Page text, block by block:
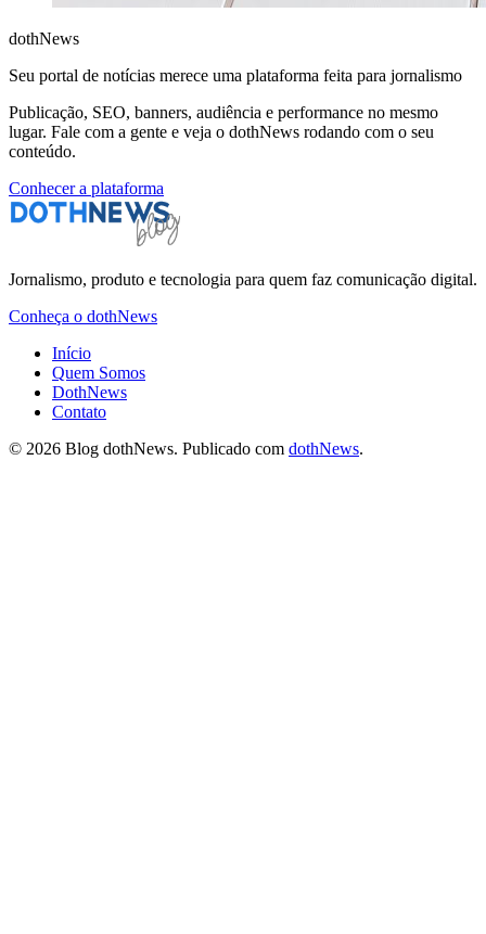
dothNews
Seu portal de notícias merece uma plataforma feita para jornalismo
Publicação, SEO, banners, audiência e performance no mesmo
lugar. Fale com a gente e veja o dothNews rodando com o seu
conteúdo.
Conhecer a plataforma
Jornalismo, produto e tecnologia para quem faz comunicação digital.
Conheça o dothNews
Início
Quem Somos
DothNews
Contato
© 2026 Blog dothNews. Publicado com dothNews.